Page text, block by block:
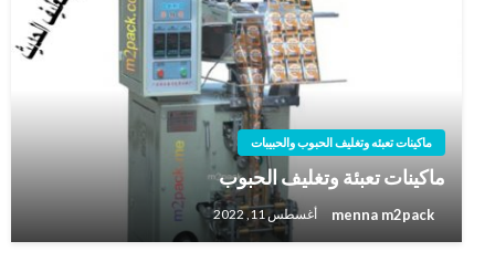
ماكينات تعبئه وتغليف الحبوب والحبيبات
ماكينات تعبئة وتغليف الحبوب
menna m2pack أغسطس 11, 2022